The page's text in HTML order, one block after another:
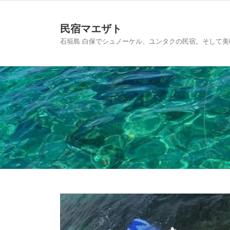
民宿マエザト
石垣島 白保でシュノーケル、ユンタクの民宿。そして